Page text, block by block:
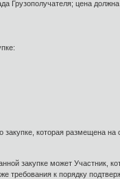
Грузополучателя; цена
которая размещена на
закупке может Участник,
требования к порядку